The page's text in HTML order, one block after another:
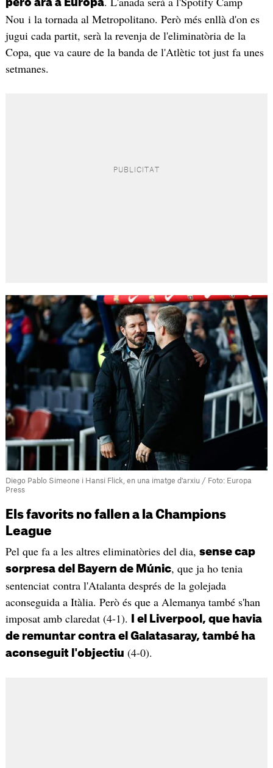
però ara a Europa
Nou i la tornada al Metropolitano. Però més enllà d'on es
jugui cada partit, serà la revenja de l'eliminatòria de la
Copa, que va caure de la banda de l'Atlètic tot just fa unes
setmanes.
Diego Pablo Simeone i Hansi Flick, en una imatge d'arxiu / Foto: Europa
Press
Els favorits no fallen a la Champions
League
Pel que fa a les altres eliminatòries del dia, sense cap
sorpresa del Bayern de Múnic, que ja ho tenia
sentenciat contra l'Atalanta després de la golejada
aconseguida a Itàlia. Però és que a Alemanya també s'han
imposat amb claredat (4-1).
I el Liverpool, que havia
de remuntar contra el Galatasaray, també ha
aconseguit l'objectiu (4-0).